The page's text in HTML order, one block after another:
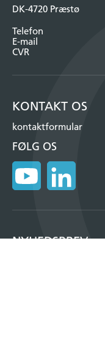
DK-4720 Præstø
Telefon
E-mail
CVR
KONTAKT OS
kontaktformular
FØLG OS
NYHEDSBREV